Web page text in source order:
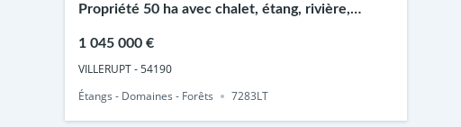
Propriété 50 ha avec chalet, étang, rivière,
1 045 000 €
VILLERUPT - 54190
Étangs - Domaines - Forêts
7283LT